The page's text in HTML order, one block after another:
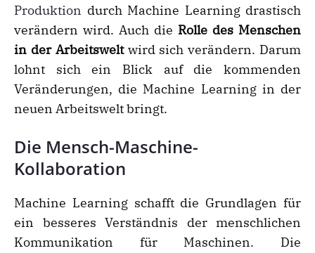
Produktion durch Machine Learning drastisch
verändern wird. Auch die Rolle des Menschen
in der Arbeitsweltwird sich verändern. Darum
lohnt sich ein Blick auf die kommenden
Veränderungen, die Machine Learning in der
neuen Arbeitswelt bringt.
Die Mensch-Maschine-
Kollaboration
Machine Learning schafft die Grundlagen für
ein besseres Verständnis der menschlichen
Kommunikation für Maschinen. Die